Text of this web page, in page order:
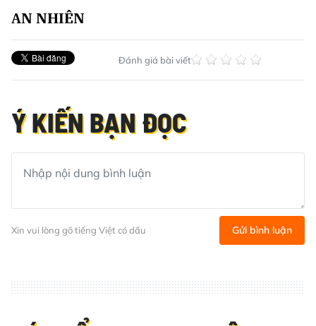
AN NHIÊN
Đánh giá bài viết
Ý KIẾN BẠN ĐỌC
Xin vui lòng gõ tiếng Việt có dấu Gửi bình luận